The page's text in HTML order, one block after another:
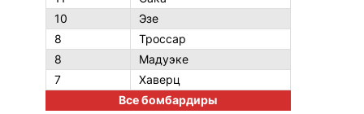
10
Эзе
8
Троссар
8
Мадуэке
7
Хаверц
Все бомбардиры